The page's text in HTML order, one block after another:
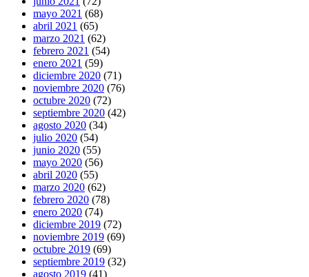
mayo 2021 (68)
abril 2021 (65)
marzo 2021 (62)
febrero 2021 (54)
enero 2021 (59)
diciembre 2020 (71)
noviembre 2020 (76)
octubre 2020 (72)
septiembre 2020 (42)
agosto 2020 (34)
julio 2020 (54)
junio 2020 (55)
mayo 2020 (56)
abril 2020 (55)
marzo 2020 (62)
febrero 2020 (78)
enero 2020 (74)
diciembre 2019 (72)
noviembre 2019 (69)
octubre 2019 (69)
septiembre 2019 (32)
agosto 2019 (41)